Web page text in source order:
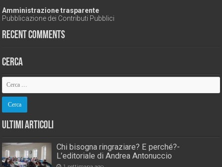
Amministrazione trasparente
Pubblicazione dei Contributi Pubblici
Recent Comments
Cerca
Ultimi Articoli
Chi bisogna ringraziare? E perché?-
L’editoriale di Andrea Antonuccio